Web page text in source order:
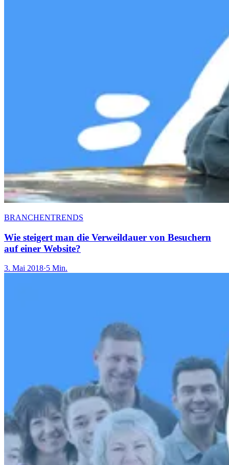
BRANCHENTRENDS
Wie steigert man die Verweildauer von Besuchern
auf einer Website?
3. Mai 2018·5 Min.